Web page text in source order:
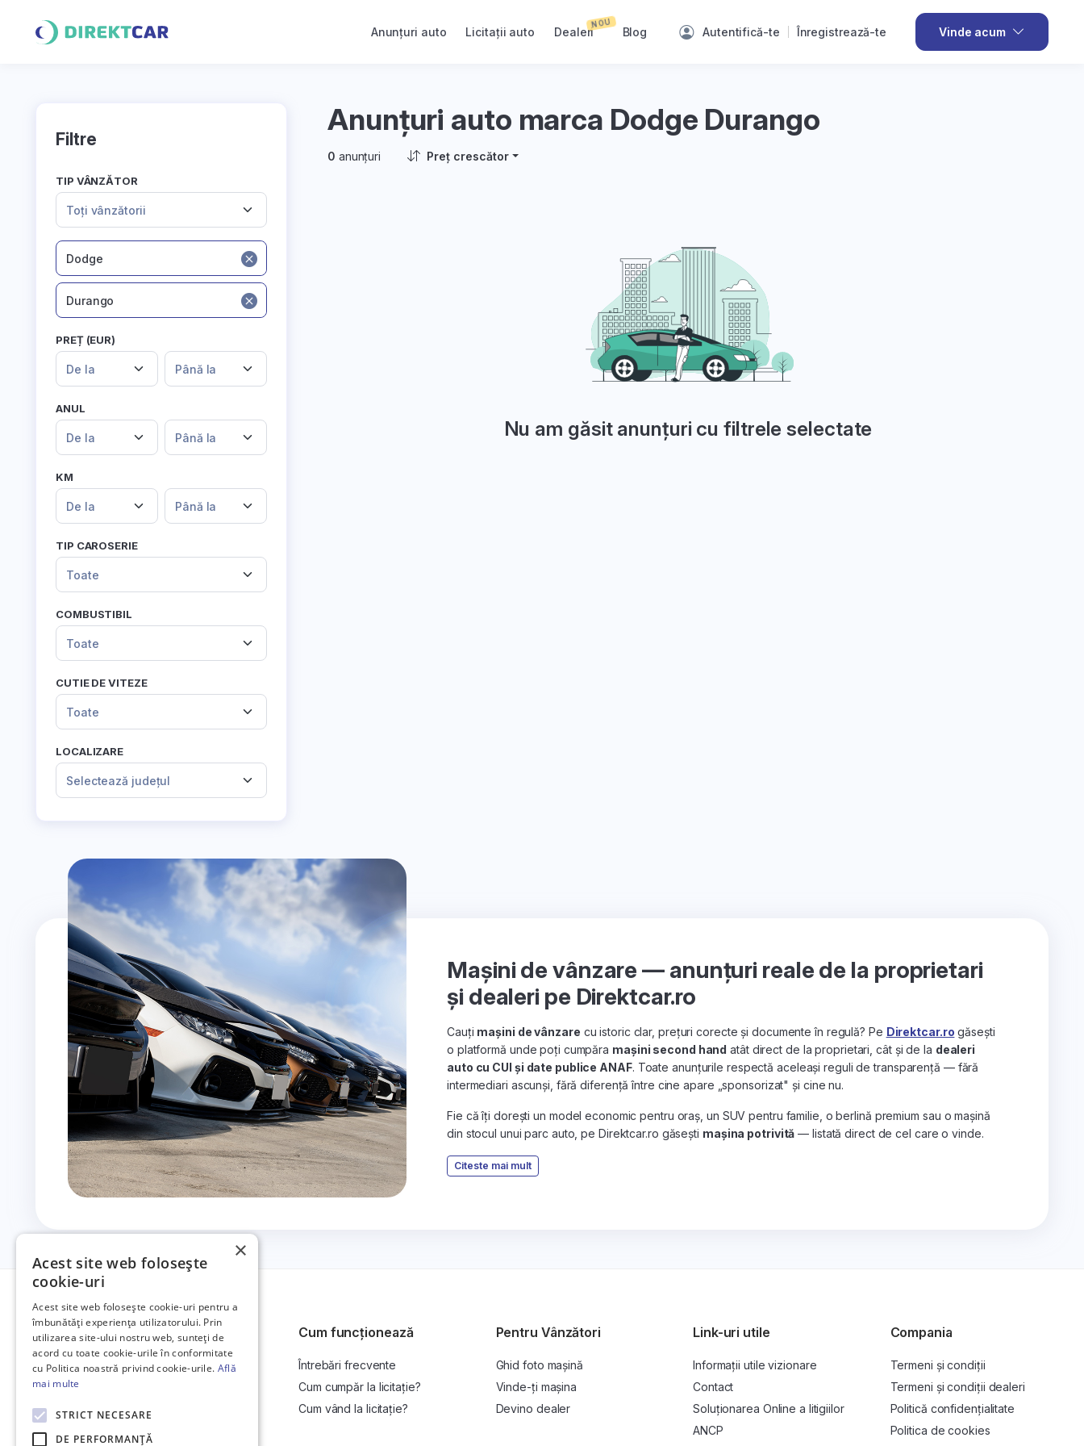
Anunțuri auto Licitații auto Dealeri
NOU
Blog Autentifică-te Înregistrează-te Vinde acum
Filtre
TIP VÂNZĂTOR
Toți vânzătorii
Dodge
Durango
PREȚ (EUR)
De la Până la
ANUL
De la Până la
KM
De la Până la
TIP CAROSERIE
Toate
COMBUSTIBIL
Toate
CUTIE DE VITEZE
Toate
LOCALIZARE
Selectează județul
Anunțuri auto marca Dodge Durango
0 anunțuri Preț crescător
Nu am găsit anunțuri cu filtrele selectate
Mașini de vânzare — anunțuri reale de la proprietari
și dealeri pe Direktcar.ro
Cauți mașini de vânzare cu istoric clar, prețuri corecte și documente în regulă? Pe Direktcar.ro găsești
o platformă unde poți cumpăra mașini second hand atât direct de la proprietari, cât și de la dealeri
auto cu CUI și date publice ANAF. Toate anunțurile respectă aceleași reguli de transparență — fără
intermediari ascunși, fără diferență între cine apare „sponsorizat" și cine nu.
Fie că îți dorești un model economic pentru oraș, un SUV pentru familie, o berlină premium sau o mașină
din stocul unui parc auto, pe Direktcar.ro găsești mașina potrivită — listată direct de cel care o vinde.
Citeste mai mult
Platformă de anunțuri auto și licitații
auto online.
Cum funcționează
Întrebări frecvente
Cum cumpăr la licitație?
Cum vând la licitație?
Pentru Vânzători
Ghid foto mașină
Vinde-ți mașina
Devino dealer
Link-uri utile
Informații utile vizionare
Contact
Soluționarea Online a litigiilor
ANCP
Compania
Termeni și condiții
Termeni și condiții dealeri
Politică confidențialitate
Politica de cookies
×
Acest site web folosește
cookie-uri
Acest site web folosește cookie-uri pentru a
îmbunătăți experiența utilizatorului. Prin
utilizarea site-ului nostru web, sunteți de
acord cu toate cookie-urile în conformitate
cu Politica noastră privind cookie-urile. Află
mai multe
STRICT NECESARE
DE PERFORMANȚĂ